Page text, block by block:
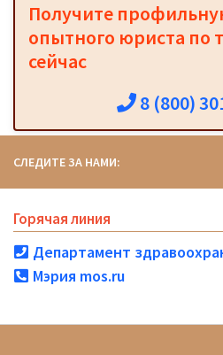
Получите
опытного юриста по
сейчас
8 (800)
СЛЕДИТЕ ЗА НАМИ:
Горячая линия
Департамент
Мэрия mos.ru